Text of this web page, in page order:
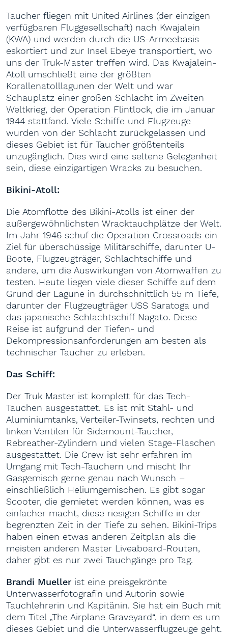
Taucher fliegen mit United Airlines (der einzigen
verfügbaren Fluggesellschaft) nach Kwajalein
(KWA) und werden durch die US-Armeebasis
eskortiert und zur Insel Ebeye transportiert, wo
uns der Truk-Master treffen wird. Das Kwajalein-
Atoll umschließt eine der größten
Korallenatolllagunen der Welt und war
Schauplatz einer großen Schlacht im Zweiten
Weltkrieg, der Operation Flintlock, die im Januar
1944 stattfand. Viele Schiffe und Flugzeuge
wurden von der Schlacht zurückgelassen und
dieses Gebiet ist für Taucher größtenteils
unzugänglich. Dies wird eine seltene Gelegenheit
sein, diese einzigartigen Wracks zu besuchen.
Bikini-Atoll:
Die Atomflotte des Bikini-Atolls ist einer der
außergewöhnlichsten Wracktauchplätze der Welt.
Im Jahr 1946 schuf die Operation Crossroads ein
Ziel für überschüssige Militärschiffe, darunter U-
Boote, Flugzeugträger, Schlachtschiffe und
andere, um die Auswirkungen von Atomwaffen zu
testen. Heute liegen viele dieser Schiffe auf dem
Grund der Lagune in durchschnittlich 55 m Tiefe,
darunter der Flugzeugträger USS Saratoga und
das japanische Schlachtschiff Nagato. Diese
Reise ist aufgrund der Tiefen- und
Dekompressionsanforderungen am besten als
technischer Taucher zu erleben.
Das Schiff:
Der Truk Master ist komplett für das Tech-
Tauchen ausgestattet. Es ist mit Stahl- und
Aluminiumtanks, Verteiler-Twinsets, rechten und
linken Ventilen für Sidemount-Taucher,
Rebreather-Zylindern und vielen Stage-Flaschen
ausgestattet. Die Crew ist sehr erfahren im
Umgang mit Tech-Tauchern und mischt Ihr
Gasgemisch gerne genau nach Wunsch –
einschließlich Heliumgemischen. Es gibt sogar
Scooter, die gemietet werden können, was es
einfacher macht, diese riesigen Schiffe in der
begrenzten Zeit in der Tiefe zu sehen. Bikini-Trips
haben einen etwas anderen Zeitplan als die
meisten anderen Master Liveaboard-Routen,
daher gibt es nur zwei Tauchgänge pro Tag.
Brandi Mueller ist eine preisgekrönte
Unterwasserfotografin und Autorin sowie
Tauchlehrerin und Kapitänin. Sie hat ein Buch mit
dem Titel „The Airplane Graveyard“, in dem es um
dieses Gebiet und die Unterwasserflugzeuge geht.